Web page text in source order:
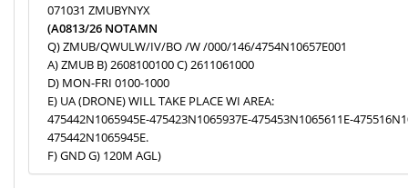
071031 ZMUBYNYX
(A0813/26 NOTAMN
Q) ZMUB/QWULW/IV/BO /W /000/146/4754N10657E001
A) ZMUB B) 2608100100 C) 2611061000
D) MON-FRI 0100-1000
E) UA (DRONE) WILL TAKE PLACE WI AREA:
475442N1065945E-475423N1065937E-475453N1065611E-
475442N1065945E.
F) GND G) 120M AGL)